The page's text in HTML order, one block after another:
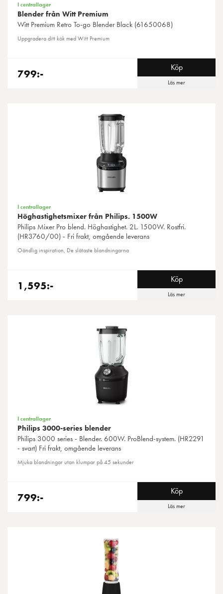
I centrallager
Blender från Witt Premium
WittPremium Retro To-go Blender Black (61650068)
Uppgradera ditt kök med Witt Premium
799:- Köp
Läs mer
I centrallager
Höghastighetsmixer från Philips. 1500W
Philips Mixer Pro blend. Höghastighet. 2L. 1500W. Rostfri.
(HR3760/00) - Fri frakt, omgående leverans
Oändlig inspiration, De slätaste blandningarna
1,595:- Köp
Läs mer
I centrallager
Philips 3000-series blender
Philips 3000 series - Blender. 600W. ProBlend-system. (HR2291
- svart) Fri frakt, omgående leverans
Mjuka blandningar utan klumpar på 45 sekunder
799:- Köp
Läs mer